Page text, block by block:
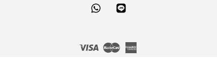
Whatsapp
Visa Master